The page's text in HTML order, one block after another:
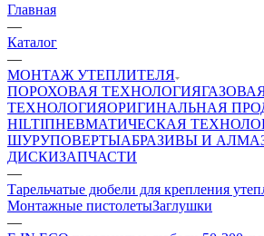
Главная
—
Каталог
—
МОНТАЖ УТЕПЛИТЕЛЯ
ПОРОХОВАЯ ТЕХНОЛОГИЯ
ТЕХНОЛОГИЯОРИГИНАЛЬНАЯ
HILTIПНЕВМАТИЧЕСКАЯ
ШУРУПОВЕРТЫАБРАЗИВЫ И
ДИСКИЗАПЧАСТИ
—
Тарельчатые дюбели для крепления
Монтажные пистолетыЗаглушки
—